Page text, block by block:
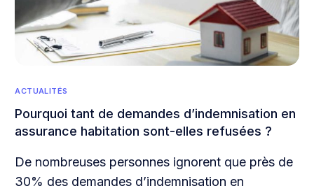
ACTUALITÉS
Pourquoi tant de demandes d’indemnisation en
assurance habitation sont-elles refusées ?
De nombreuses personnes ignorent que près de
30% des demandes d’indemnisation en